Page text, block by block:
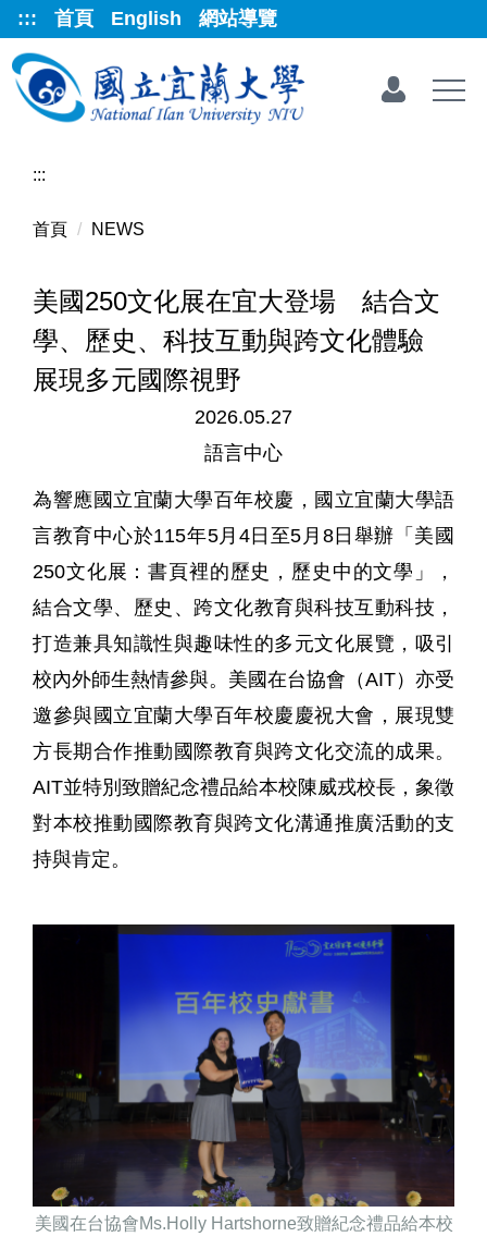
跳
到
主
要
::: 首頁 English 網站導覽
:::
首頁 NEWS
美國250文化展在宜大登場 結合文
學、歷史、科技互動與跨文化體驗
展現多元國際視野
2026.05.27
語言中心
為響應國立宜蘭大學百年校慶，國立宜蘭大學語
言教育中心於115年5月4日至5月8日舉辦「美國
250文化展：書頁裡的歷史，歷史中的文學」，
結合文學、歷史、跨文化教育與科技互動科技，
打造兼具知識性與趣味性的多元文化展覽，吸引
校內外師生熱情參與。美國在台協會（AIT）亦受
邀參與國立宜蘭大學百年校慶慶祝大會，展現雙
方長期合作推動國際教育與跨文化交流的成果。
AIT並特別致贈紀念禮品給本校陳威戎校長，象徵
對本校推動國際教育與跨文化溝通推廣活動的支
持與肯定。
美國在台協會Ms.Holly Hartshorne致贈紀念禮品給本校